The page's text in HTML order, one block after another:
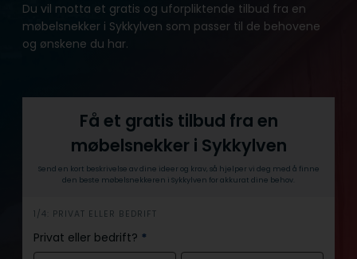
Du vil motta et gratis og uforpliktende tilbud fra en
møbelsnekker i Sykkylven som passer til de behovene
og ønskene du har.
Få et gratis tilbud fra en
møbelsnekker i Sykkylven
Send en kort beskrivelse av dine ideer og krav, så hjelper vi deg med å finne
den beste møbelsnekkeren i Sykkylven for akkurat dine behov.
h
e
r
1/4: PRIVAT ELLER BEDRIFT
Privat eller bedrift? *